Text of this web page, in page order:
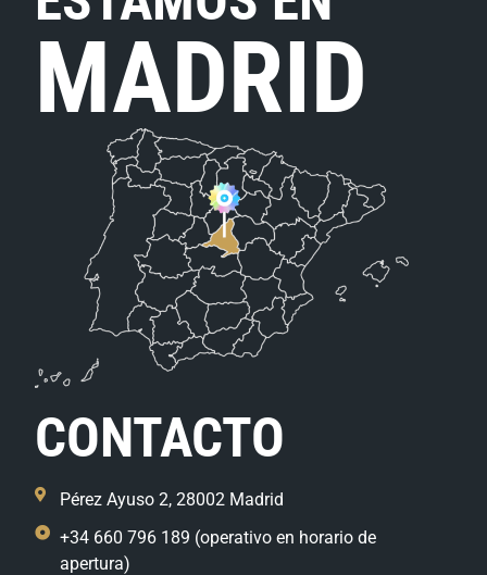
MADRID
CONTACTO
Pérez Ayuso 2, 28002 Madrid
+34 660 796 189 (operativo en horario de
apertura)